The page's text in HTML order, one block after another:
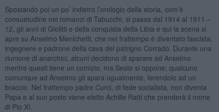
Spostando poi un po’ indietro l’orologio della storia, com’è
consuetudine nei romanzi di Tabucchi, si passa dal 1914 al 1911 –
12, gli anni di Giolitti e della conquista della Libia e qui la scena si
apre su Anselmo Menichetti, che nel frattempo è diventato fascista,
ingegnere e padrone della cava del patrigno Corrado. Durante una
riunione di anarchici, alcuni decidono di sparare ad Anselmo
mentre questi tiene un comizio, ma Sesto si oppone; qualcuno
comunque ad Anselmo gli spara ugualmente, ferendolo ad un
braccio. Nel frattempo padre Curci, di fede socialista, non diventa
Papa e al suo posto viene eletto Achille Ratti che prenderà il nome
di Pio XI.